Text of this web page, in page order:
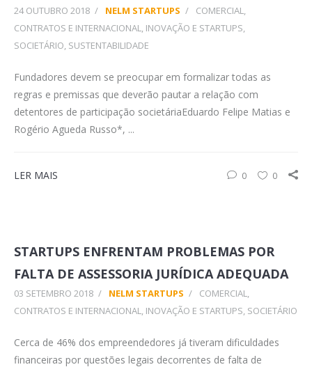
24 OUTUBRO 2018 / NELM STARTUPS /
COMERCIAL,
CONTRATOS E INTERNACIONAL, INOVAÇÃO E STARTUPS,
SOCIETÁRIO, SUSTENTABILIDADE
Fundadores devem se preocupar em formalizar todas as
regras e premissas que deverão pautar a relação com
detentores de participação societáriaEduardo Felipe Matias e
Rogério Agueda Russo*, ...
LER MAIS 0 0
STARTUPS ENFRENTAM PROBLEMAS POR
FALTA DE ASSESSORIA JURÍDICA ADEQUADA
03 SETEMBRO 2018 / NELM STARTUPS /
COMERCIAL,
CONTRATOS E INTERNACIONAL, INOVAÇÃO E STARTUPS, SOCIETÁRIO
Cerca de 46% dos empreendedores já tiveram dificuldades
financeiras por questões legais decorrentes de falta de